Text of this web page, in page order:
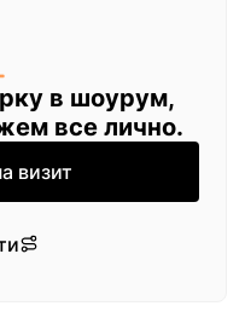
в шоурум,
все лично.
визит